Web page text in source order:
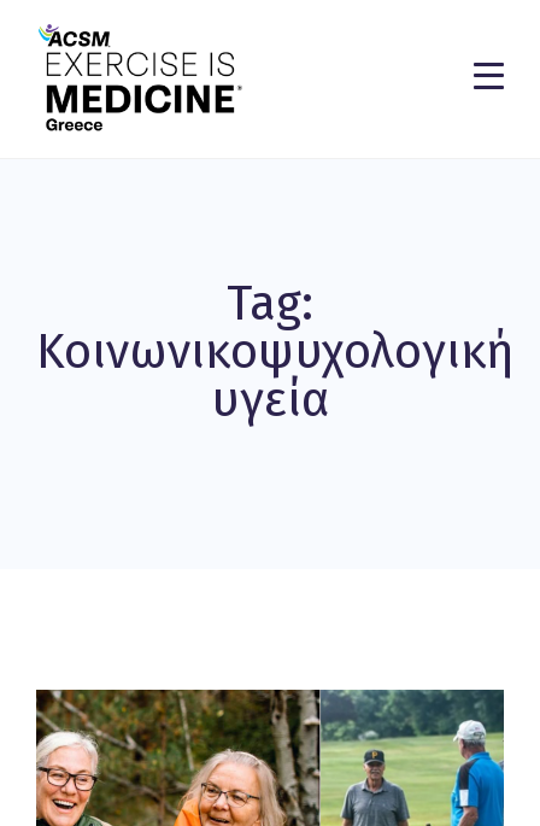
Tag:
Κοινωνικοψυχολογική
υγεία